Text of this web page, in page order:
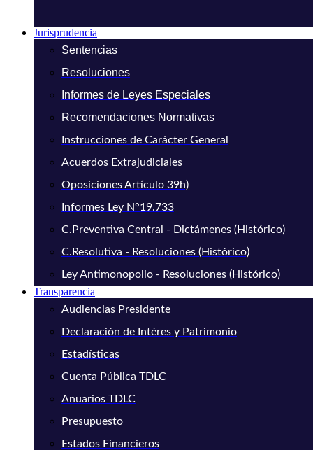
Jurisprudencia
Sentencias
Resoluciones
Informes de Leyes Especiales
Recomendaciones Normativas
Instrucciones de Carácter General
Acuerdos Extrajudiciales
Oposiciones Artículo 39h)
Informes Ley N°19.733
C.Preventiva Central - Dictámenes (Histórico)
C.Resolutiva - Resoluciones (Histórico)
Ley Antimonopolio - Resoluciones (Histórico)
Transparencia
Audiencias Presidente
Declaración de Intéres y Patrimonio
Estadísticas
Cuenta Pública TDLC
Anuarios TDLC
Presupuesto
Estados Financieros